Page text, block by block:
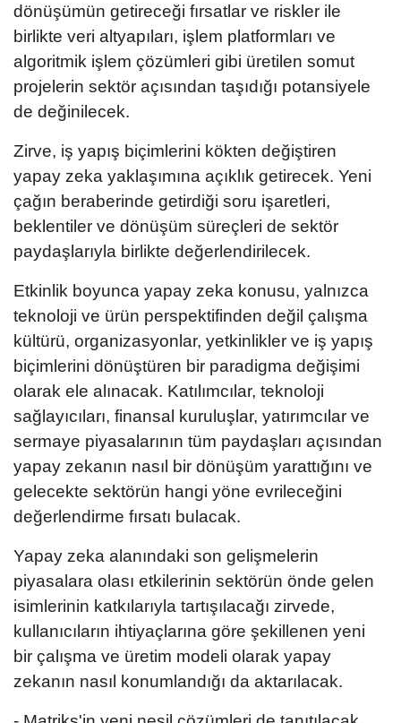
dönüşümün getireceği fırsatlar ve riskler ile
birlikte veri altyapıları, işlem platformları ve
algoritmik işlem çözümleri gibi üretilen somut
projelerin sektör açısından taşıdığı potansiyele
de değinilecek.
Zirve, iş yapış biçimlerini kökten değiştiren
yapay zeka yaklaşımına açıklık getirecek. Yeni
çağın beraberinde getirdiği soru işaretleri,
beklentiler ve dönüşüm süreçleri de sektör
paydaşlarıyla birlikte değerlendirilecek.
Etkinlik boyunca yapay zeka konusu, yalnızca
teknoloji ve ürün perspektifinden değil çalışma
kültürü, organizasyonlar, yetkinlikler ve iş yapış
biçimlerini dönüştüren bir paradigma değişimi
olarak ele alınacak. Katılımcılar, teknoloji
sağlayıcıları, finansal kuruluşlar, yatırımcılar ve
sermaye piyasalarının tüm paydaşları açısından
yapay zekanın nasıl bir dönüşüm yarattığını ve
gelecekte sektörün hangi yöne evrileceğini
değerlendirme fırsatı bulacak.
Yapay zeka alanındaki son gelişmelerin
piyasalara olası etkilerinin sektörün önde gelen
isimlerinin katkılarıyla tartışılacağı zirvede,
kullanıcıların ihtiyaçlarına göre şekillenen yeni
bir çalışma ve üretim modeli olarak yapay
zekanın nasıl konumlandığı da aktarılacak.